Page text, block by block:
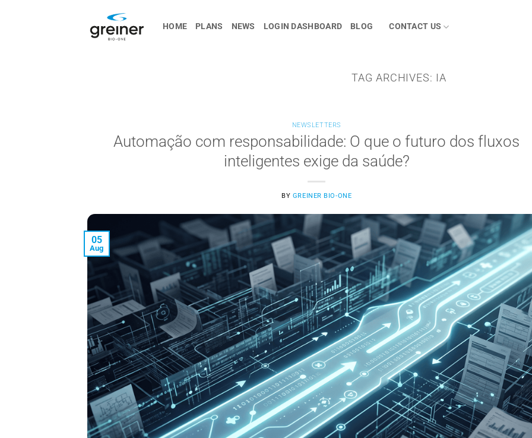
HOME PLANS NEWS LOGIN DASHBOARD BLOG CONTACT US
TAG ARCHIVES: IA
NEWSLETTERS
Automação com responsabilidade: O que o futuro dos fluxos
inteligentes exige da saúde?
BY GREINER BIO-ONE
05
Aug